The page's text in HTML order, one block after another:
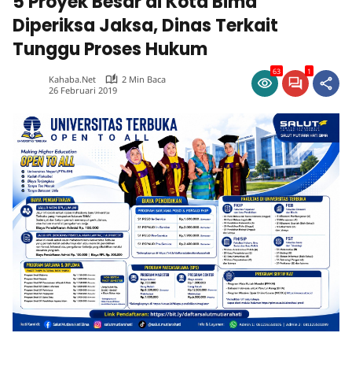
Diperiksa Jaksa, Dinas Terkait
Tunggu Proses Hukum
Kahaba.net
2 Min Baca
26 Februari 2019
63 1